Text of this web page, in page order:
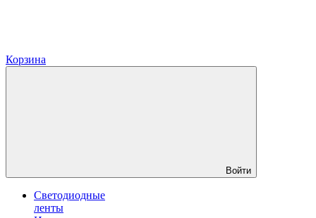
Корзина
Войти
Светодиодные
ленты